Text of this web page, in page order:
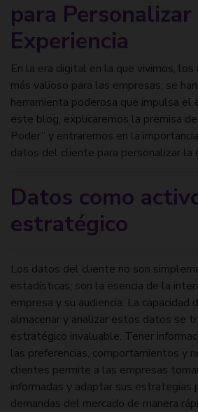
para Personalizar
Experiencia
En la era digital en la que vivimos,
más valioso para las empresas, se
herramienta poderosa que impulsa el
este blog, explicaremos la premisa
Poder” y entraremos en la
datos del cliente para personalizar la
Datos como
estratégico
Los datos del cliente no son
estadísticas; son la esencia de la
empresa y su audiencia. La capacidad
almacenar y analizar estos datos se
estratégico invaluable. Tener
las preferencias, comportamientos y
clientes permite a las empresas
informadas y adaptar sus estrategias
demandas del mercado de manera